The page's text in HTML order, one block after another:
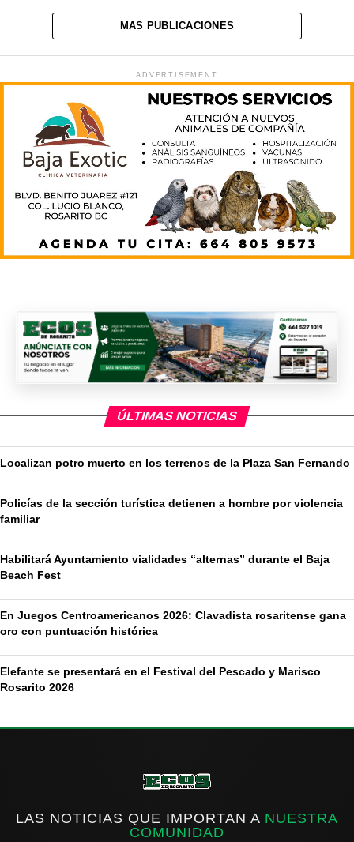
MAS PUBLICACIONES
ADVERTISEMENT
ÚLTIMAS NOTICIAS
Localizan potro muerto en los terrenos de la Plaza San Fernando
Policías de la sección turística detienen a hombre por violencia
familiar
Habilitará Ayuntamiento vialidades “alternas” durante el Baja
Beach Fest
En Juegos Centroamericanos 2026: Clavadista rosaritense gana
oro con puntuación histórica
Elefante se presentará en el Festival del Pescado y Marisco
Rosarito 2026
LAS NOTICIAS QUE IMPORTAN A NUESTRA
COMUNIDAD